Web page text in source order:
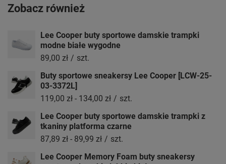
Zobacz również
Lee Cooper buty sportowe damskie trampki
modne białe wygodne
89,00 zł / szt.
Buty sportowe sneakersy Lee Cooper [LCW-25-
03-3372L]
119,00 zł - 134,00 zł / szt.
Lee Cooper buty sportowe damskie trampki z
tkaniny platforma czarne
87,89 zł - 89,99 zł / szt.
Lee Cooper Memory Foam buty sneakersy